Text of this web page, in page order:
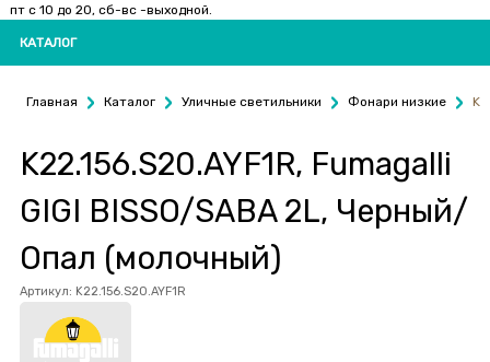
пт с 10 до 20, сб-вс -выходной.
КАТАЛОГ
Главная Каталог Уличные светильники Фонари низкие
K22.156.S20.AYF1R, Fumagalli
GIGI BISSO/SABA 2L, Черный/
Опал (молочный)
Артикул: K22.156.S20.AYF1R